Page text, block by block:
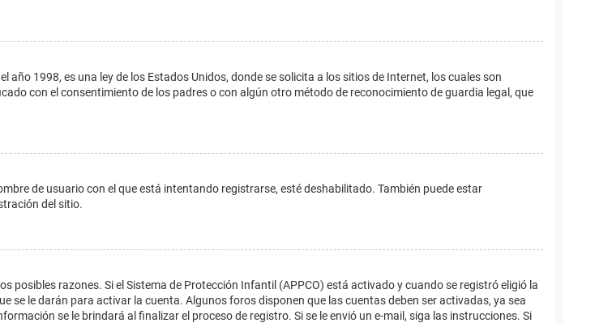
año 1998, es una ley de los Estados Unidos, donde se solicita a los sitios de Internet, los cuales son
con el consentimiento de los padres o con algún otro método de reconocimiento de guardia legal, que
de usuario con el que está intentando registrarse, esté deshabilitado. También puede estar
del sitio.
posibles razones. Si el Sistema de Protección Infantil (APPCO) está activado y cuando se registró eligió la
se le darán para activar la cuenta. Algunos foros disponen que las cuentas deben ser activadas, ya sea
se le brindará al finalizar el proceso de registro. Si se le envió un e-mail, siga las instrucciones. Si